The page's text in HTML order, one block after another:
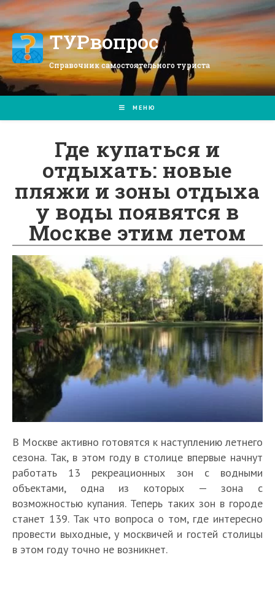
Перейти
к
содержимомуТУРвопрос
Справочник самостоятельного туриста
МЕНЮ
Где купаться и
отдыхать: новые
пляжи и зоны отдыха
у воды появятся в
Москве этим летом
В Москве активно готовятся к наступлению летнего
сезона. Так, в этом году в столице впервые начнут
работать 13 рекреационных зон с водными
объектами, одна из которых — зона с
возможностью купания. Теперь таких зон в городе
станет 139. Так что вопроса о том, где интересно
провести выходные, у москвичей и гостей столицы
в этом году точно не возникнет.